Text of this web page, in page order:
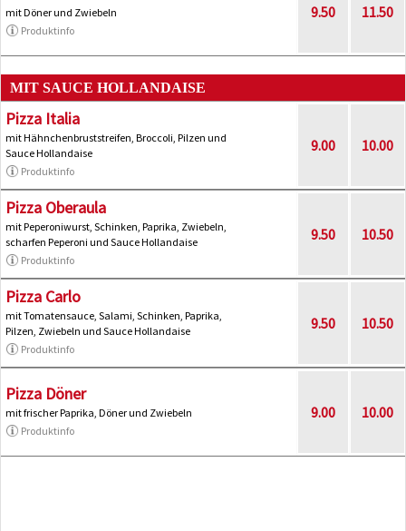
mit Döner und Zwiebeln
Produktinfo
9.50 11.50
MIT SAUCE HOLLANDAISE
Pizza Italia
mit Hähnchenbruststreifen, Broccoli, Pilzen und
Sauce Hollandaise
Produktinfo
9.00 10.00
Pizza Oberaula
mit Peperoniwurst, Schinken, Paprika, Zwiebeln,
scharfen Peperoni und Sauce Hollandaise
Produktinfo
9.50 10.50
Pizza Carlo
mit Tomatensauce, Salami, Schinken, Paprika,
Pilzen, Zwiebeln und Sauce Hollandaise
Produktinfo
9.50 10.50
Pizza Döner
mit frischer Paprika, Döner und Zwiebeln
Produktinfo
9.00 10.00